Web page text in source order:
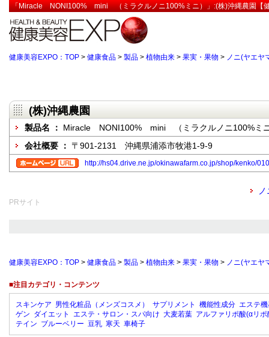
「Miracle NONI100% mini （ミラクルノニ100%ミニ）」:(株)沖縄農園【
健康美容EXPO：TOP > 健康食品 > 製品 > 植物由来 > 果実・果物 > ノニ(ヤエヤ
(株)沖縄農園
製品名 ： Miracle NONI100% mini （ミラクルノニ100%ミ
会社概要 ： 〒901-2131 沖縄県浦添市牧港1-9-9
http://hs04.drive.ne.jp/okinawafarm.co.jp/shop/kenko/
PRサイト
健康美容EXPO：TOP > 健康食品 > 製品 > 植物由来 > 果実・果物 > ノニ(ヤエヤ
■注目カテゴリ・コンテンツ
スキンケア 男性化粧品（メンズコスメ） サプリメント 機能性成分 エステ
ゲン ダイエット エステ・サロン・スパ向け 大麦若葉 アルファリポ酸(αリポ
テイン ブルーベリー 豆乳 寒天 車椅子